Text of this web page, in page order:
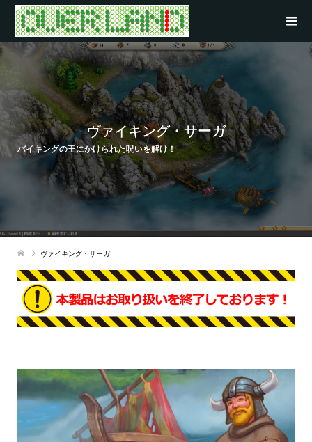
ヴァイキング・サーガ
バイキングの王にかけられた呪いを解け！
ヴァイキング・サーガ